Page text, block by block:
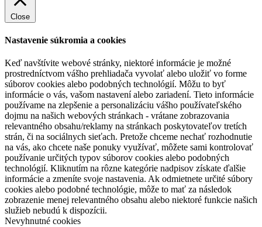
Close
Nastavenie súkromia a cookies
Keď navštívite webové stránky, niektoré informácie je možné
prostredníctvom vášho prehliadača vyvolať alebo uložiť vo forme
súborov cookies alebo podobných technológií. Môžu to byť
informácie o vás, vašom nastavení alebo zariadení. Tieto informácie
používame na zlepšenie a personalizáciu vášho používateľského
dojmu na našich webových stránkach - vrátane zobrazovania
relevantného obsahu/reklamy na stránkach poskytovateľov tretích
strán, či na sociálnych sieťach. Pretože chceme nechať rozhodnutie
na vás, ako chcete naše ponuky využívať, môžete sami kontrolovať
používanie určitých typov súborov cookies alebo podobných
technológií. Kliknutím na rôzne kategórie nadpisov získate ďalšie
informácie a zmeníte svoje nastavenia. Ak odmietnete určité súbory
cookies alebo podobné technológie, môže to mať za následok
zobrazenie menej relevantného obsahu alebo niektoré funkcie našich
služieb nebudú k dispozícii.
Nevyhnutné cookies